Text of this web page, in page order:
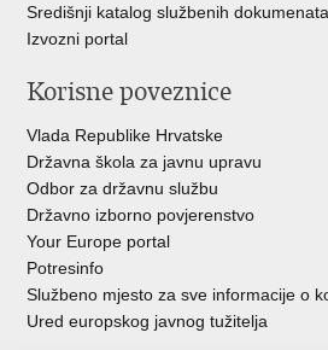
Središnji katalog službenih
Izvozni portal
Korisne poveznice
Vlada Republike Hrvatske
Državna škola za javnu upravu
Odbor za državnu službu
Državno izborno povjerenstvo
Your Europe portal
Potresinfo
Službeno mjesto za sve informacije o
Ured europskog javnog tužitelja